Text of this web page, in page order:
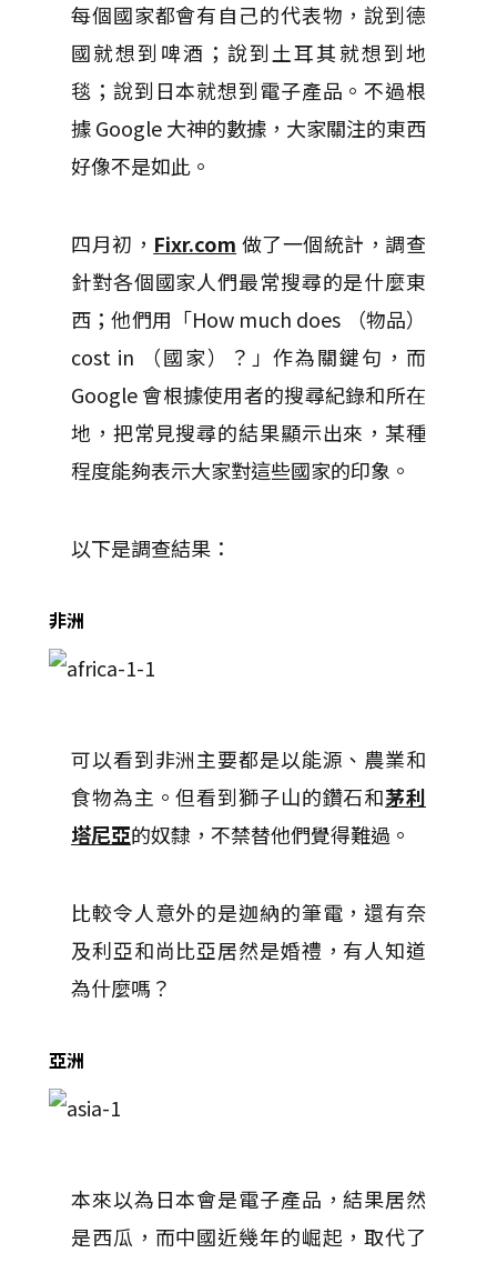
每個國家都會有自己的代表物，說到德
國就想到啤酒；說到土耳其就想到地
毯；說到日本就想到電子產品。不過根
據 Google 大神的數據，大家關注的東西
好像不是如此。
四月初， Fixr.com 做了一個統計，調查
針對各個國家人們最常搜尋的是什麼東
西；他們用「How much does （物品）
cost in （國家）？」作為關鍵句，而
Google 會根據使用者的搜尋紀錄和所在
地，把常見搜尋的結果顯示出來，某種
程度能夠表示大家對這些國家的印象。
以下是調查結果：
非洲
可以看到非洲主要都是以能源、農業和
食物為主。但看到獅子山的鑽石和茅利
塔尼亞的奴隸，不禁替他們覺得難過。
比較令人意外的是迦納的筆電，還有奈
及利亞和尚比亞居然是婚禮，有人知道
為什麼嗎？
亞洲
本來以為日本會是電子產品，結果居然
是西瓜，而中國近幾年的崛起，取代了